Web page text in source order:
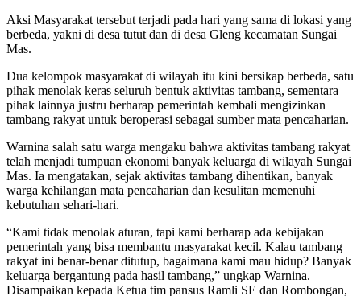
Aksi Masyarakat tersebut terjadi pada hari yang sama di lokasi yang
berbeda, yakni di desa tutut dan di desa Gleng kecamatan Sungai
Mas.
Dua kelompok masyarakat di wilayah itu kini bersikap berbeda, satu
pihak menolak keras seluruh bentuk aktivitas tambang, sementara
pihak lainnya justru berharap pemerintah kembali mengizinkan
tambang rakyat untuk beroperasi sebagai sumber mata pencaharian.
Warnina salah satu warga mengaku bahwa aktivitas tambang rakyat
telah menjadi tumpuan ekonomi banyak keluarga di wilayah Sungai
Mas. Ia mengatakan, sejak aktivitas tambang dihentikan, banyak
warga kehilangan mata pencaharian dan kesulitan memenuhi
kebutuhan sehari-hari.
“Kami tidak menolak aturan, tapi kami berharap ada kebijakan
pemerintah yang bisa membantu masyarakat kecil. Kalau tambang
rakyat ini benar-benar ditutup, bagaimana kami mau hidup? Banyak
keluarga bergantung pada hasil tambang,” ungkap Warnina.
Disampaikan kepada Ketua tim pansus Ramli SE dan Rombongan,